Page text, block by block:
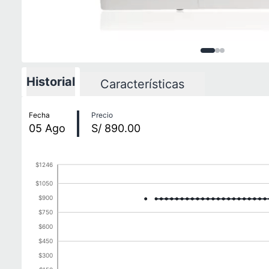
ImagenImagen
Imagen
Historial Características
Fecha
05 Ago
Precio
S/ 890.00
$300
$450
$600
$750
$900
$1050
$1246